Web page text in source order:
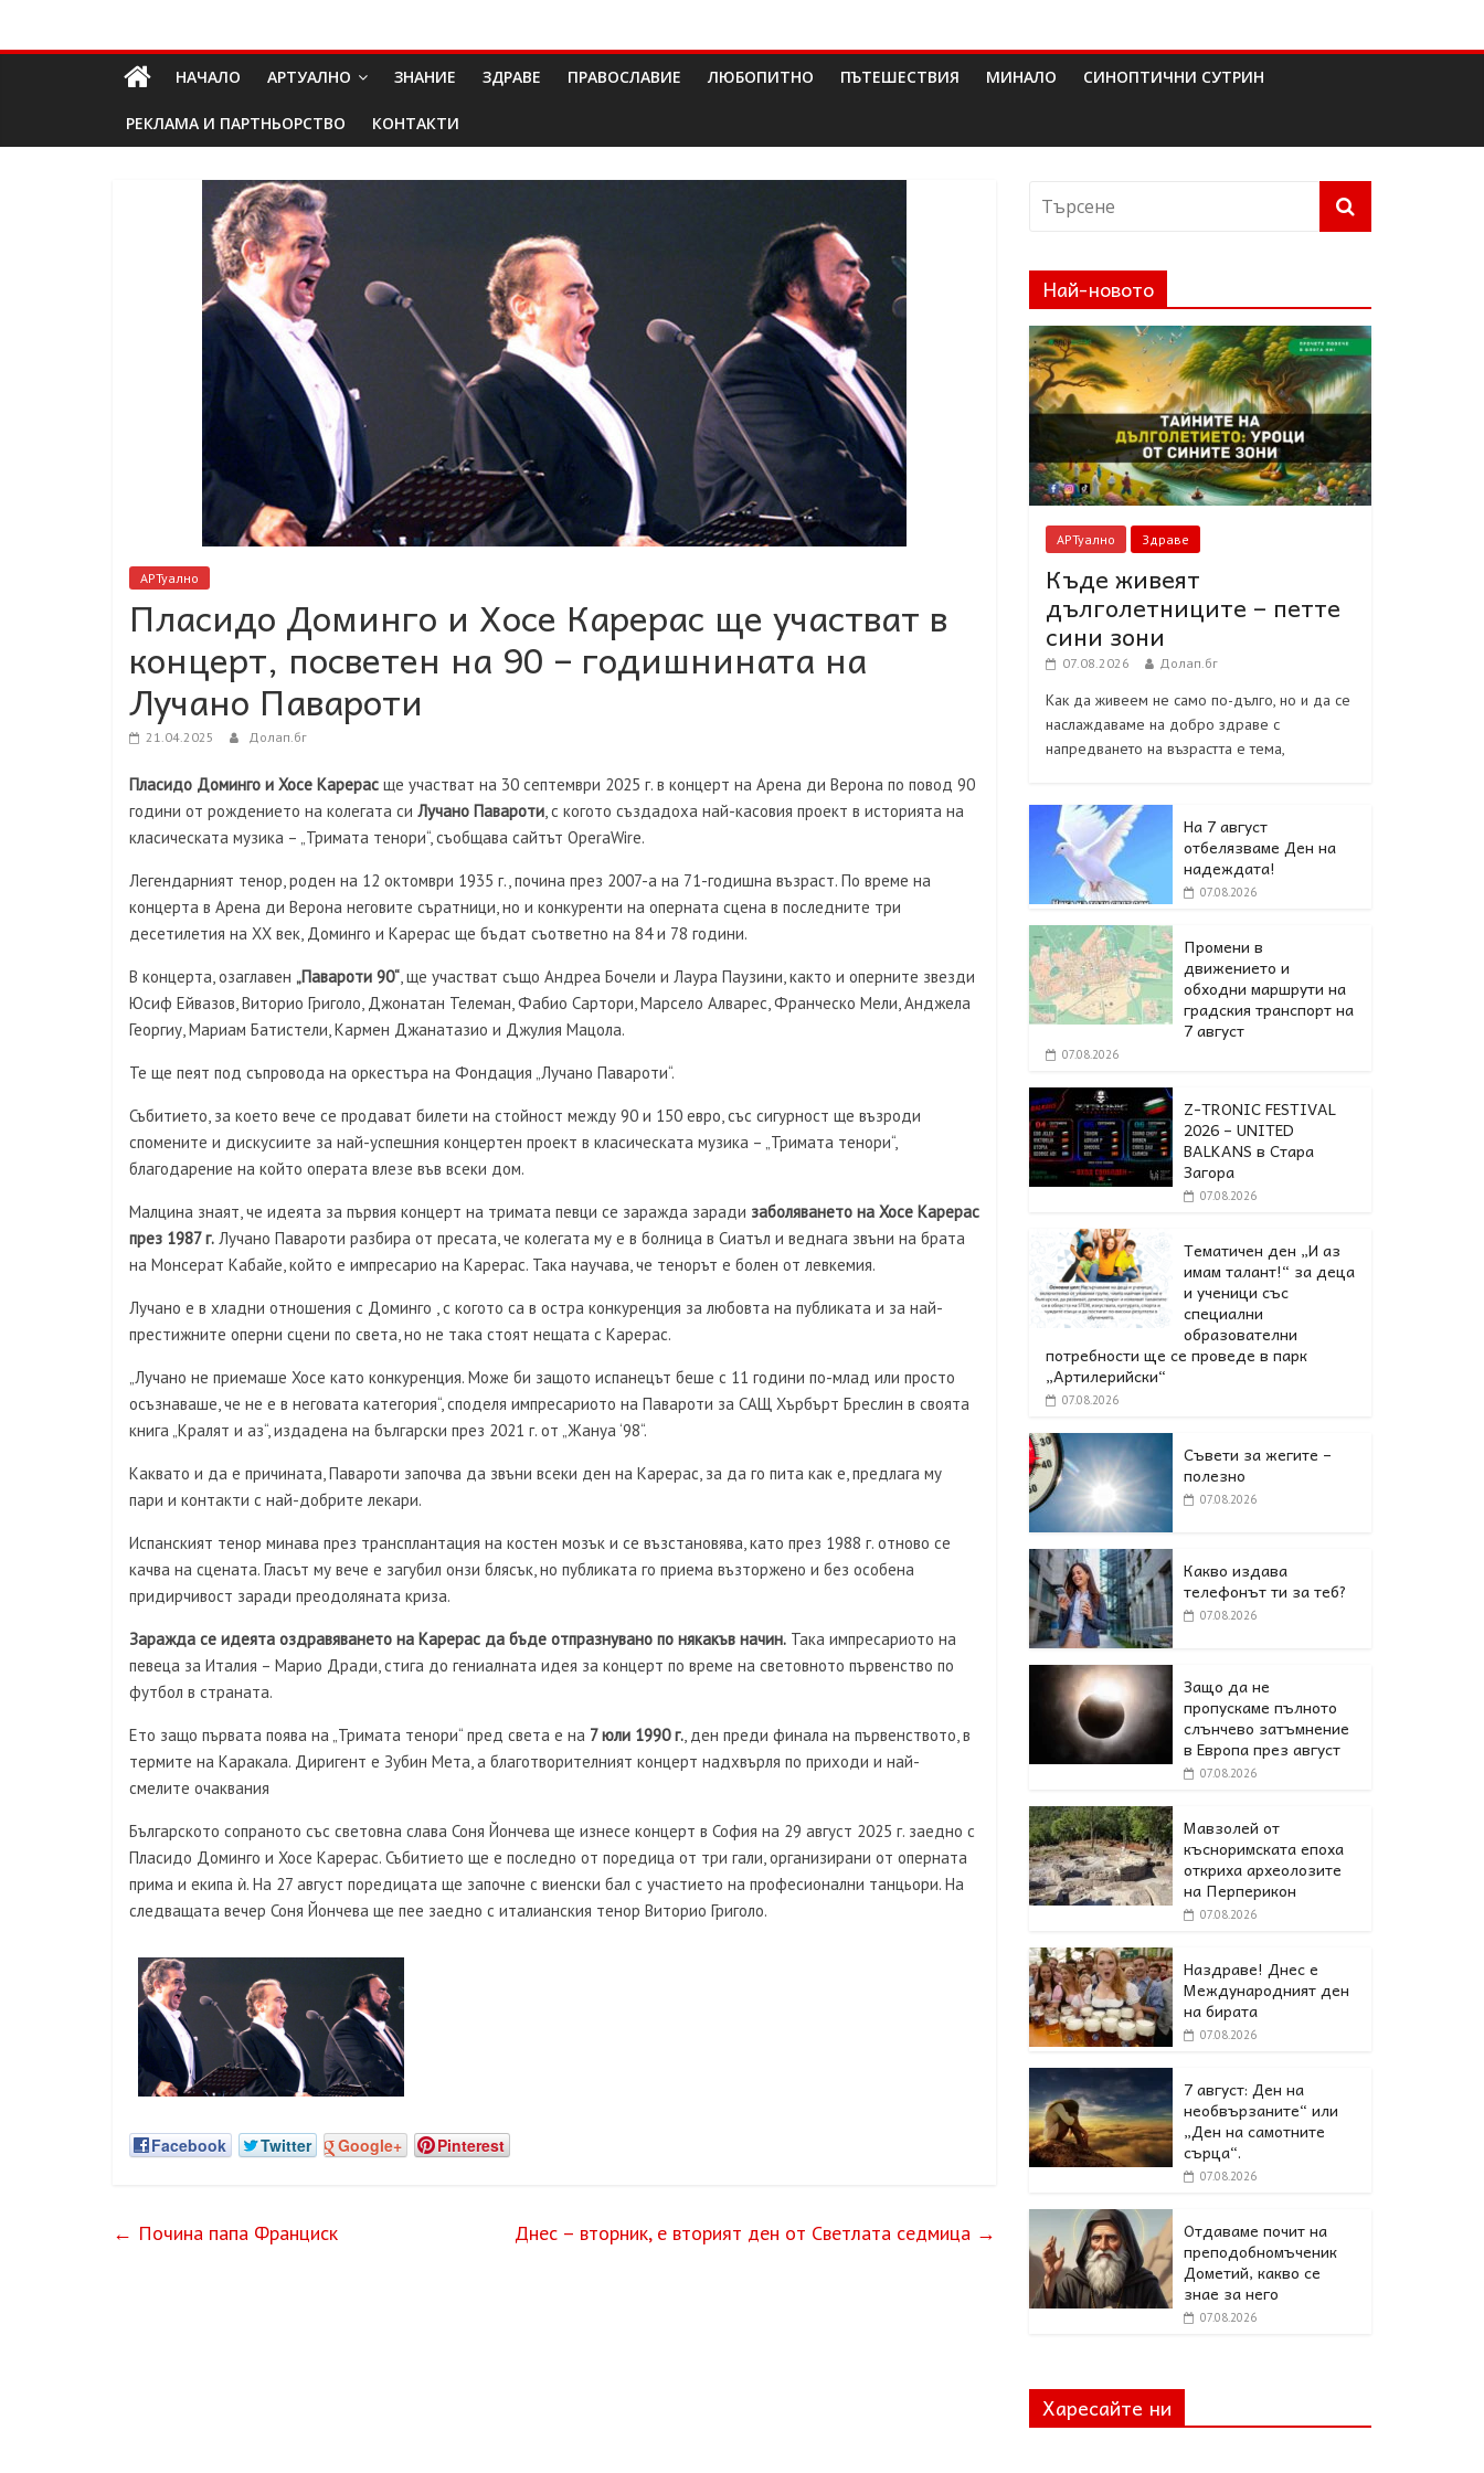
Долап
БГ
пътешествия|
НАЧАЛО АРТУАЛНО ЗНАНИЕ ЗДРАВЕ ПРАВОСЛАВИЕ ЛЮБОПИТНО ПЪТЕШЕСТВИЯ МИНАЛО СИНОПТИЧНИ СУТРИН
РЕКЛАМА И ПАРТНЬОРСТВО КОНТАКТИ
АРТуално
Пласидо Доминго и Хосе Карерас ще участват в
концерт, посветен на 90 – годишнината на
Лучано Павароти
21.04.2025 Долап.бг
Пласидо Доминго и Хосе Карерас ще участват на 30 септември 2025 г. в концерт на Арена ди Верона по повод 90
години от рождението на колегата си Лучано Павароти, с когото създадоха най-касовия проект в историята на
класическата музика – „Тримата тенори“, съобщава сайтът OperaWire.
Легендарният тенор, роден на 12 октомври 1935 г., почина през 2007-а на 71-годишна възраст. По време на
концерта в Арена ди Верона неговите съратници, но и конкуренти на оперната сцена в последните три
десетилетия на XX век, Доминго и Карерас ще бъдат съответно на 84 и 78 години.
В концерта, озаглавен „Павароти 90“, ще участват също Андреа Бочели и Лаура Паузини, както и оперните звезди
Юсиф Ейвазов, Виторио Григоло, Джонатан Телеман, Фабио Сартори, Марсело Алварес, Франческо Мели, Анджела
Георгиу, Мариам Батистели, Кармен Джанатазио и Джулия Мацола.
Те ще пеят под съпровода на оркестъра на Фондация „Лучано Павароти“.
Събитието, за което вече се продават билети на стойност между 90 и 150 евро, със сигурност ще възроди
спомените и дискусиите за най-успешния концертен проект в класическата музика – „Тримата тенори“,
благодарение на който операта влезе във всеки дом.
Малцина знаят, че идеята за първия концерт на тримата певци се заражда заради заболяването на Хосе Карерас
през 1987 г. Лучано Павароти разбира от пресата, че колегата му е в болница в Сиатъл и веднага звъни на брата
на Монсерат Кабайе, който е импресарио на Карерас. Така научава, че тенорът е болен от левкемия.
Лучано е в хладни отношения с Доминго , с когото са в остра конкуренция за любовта на публиката и за най-
престижните оперни сцени по света, но не така стоят нещата с Карерас.
„Лучано не приемаше Хосе като конкуренция. Може би защото испанецът беше с 11 години по-млад или просто
осъзнаваше, че не е в неговата категория“, споделя импресариото на Павароти за САЩ Хърбърт Бреслин в своята
книга „Кралят и аз“, издадена на български през 2021 г. от „Жануа ‘98“.
Каквато и да е причината, Павароти започва да звъни всеки ден на Карерас, за да го пита как е, предлага му
пари и контакти с най-добрите лекари.
Испанският тенор минава през трансплантация на костен мозък и се възстановява, като през 1988 г. отново се
качва на сцената. Гласът му вече е загубил онзи блясък, но публиката го приема възторжено и без особена
придирчивост заради преодоляната криза.
Заражда се идеята оздравяването на Карерас да бъде отпразнувано по някакъв начин. Така импресариото на
певеца за Италия – Марио Дради, стига до гениалната идея за концерт по време на световното първенство по
футбол в страната.
Ето защо първата поява на „Тримата тенори“ пред света е на 7 юли 1990 г., ден преди финала на първенството, в
термите на Каракала. Диригент е Зубин Мета, а благотворителният концерт надхвърля по приходи и най-
смелите очаквания
Българското сопраното със световна слава Соня Йончева ще изнесе концерт в София на 29 август 2025 г. заедно с
Пласидо Доминго и Хосе Карерас. Събитието ще е последно от поредица от три гали, организирани от оперната
прима и екипа ѝ. На 27 август поредицата ще започне с виенски бал с участието на професионални танцьори. На
следващата вечер Соня Йончева ще пее заедно с италианския тенор Виторио Григоло.
Facebook Twitter Google+ Pinterest
← Почина папа Франциск Днес – вторник, е вторият ден от Светлата седмица →
Най-новото
АРТуално Здраве
Къде живеят
дълголетниците – петте
сини зони
07.08.2026 Долап.бг
Как да живеем не само по-дълго, но и да се
наслаждаваме на добро здраве с
напредването на възрастта е тема,
На 7 август
отбелязваме Ден на
надеждата!
07.08.2026
Промени в
движението и
обходни маршрути на
градския транспорт на
7 август
07.08.2026
Z-TRONIC FESTIVAL
2026 – UNITED
BALKANS в Стара
Загора
07.08.2026
Тематичен ден „И аз
имам талант!“ за деца
и ученици със
специални
образователни
потребности ще се проведе в парк
„Артилерийски“
07.08.2026
Съвети за жегите –
полезно
07.08.2026
Какво издава
телефонът ти за теб?
07.08.2026
Защо да не
пропускаме пълното
слънчево затъмнение
в Европа през август
07.08.2026
Мавзолей от
късноримската епоха
откриха археолозите
на Перперикон
07.08.2026
Наздраве! Днес е
Международният ден
на бирата
07.08.2026
7 август: Ден на
необвързаните“ или
„Ден на самотните
сърца“.
07.08.2026
Отдаваме почит на
преподобномъченик
Дометий, какво се
знае за него
07.08.2026
Харесайте ни